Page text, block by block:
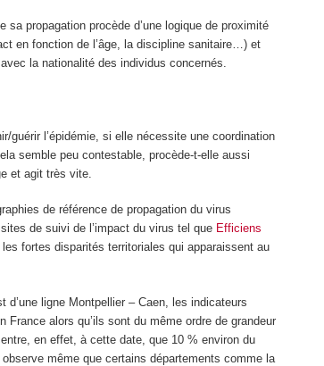
propagation procède d’une logique de proximité
en fonction de l’âge, la discipline sanitaire…) et
la nationalité des individus concernés.
guérir l’épidémie, si elle nécessite une coordination
semble peu contestable, procède-t-elle aussi
et agit très vite.
de référence de propagation du virus
de suivi de l’impact du virus tel que Efficiens
fortes disparités territoriales qui apparaissent au
d’une ligne Montpellier – Caen, les indicateurs
alors qu’ils sont du même ordre de grandeur
en effet, à cette date, que 10 % environ du
même que certains départements comme la